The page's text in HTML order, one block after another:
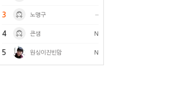
3 노맹구
4 큰샘 N
5 원싱이진빈맘 N